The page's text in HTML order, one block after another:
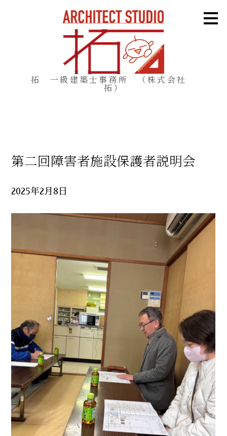
拓 一級建築士事務所 （株式会社
拓）
Home
第二回障害者施設保護者説明会
2025年2月8日